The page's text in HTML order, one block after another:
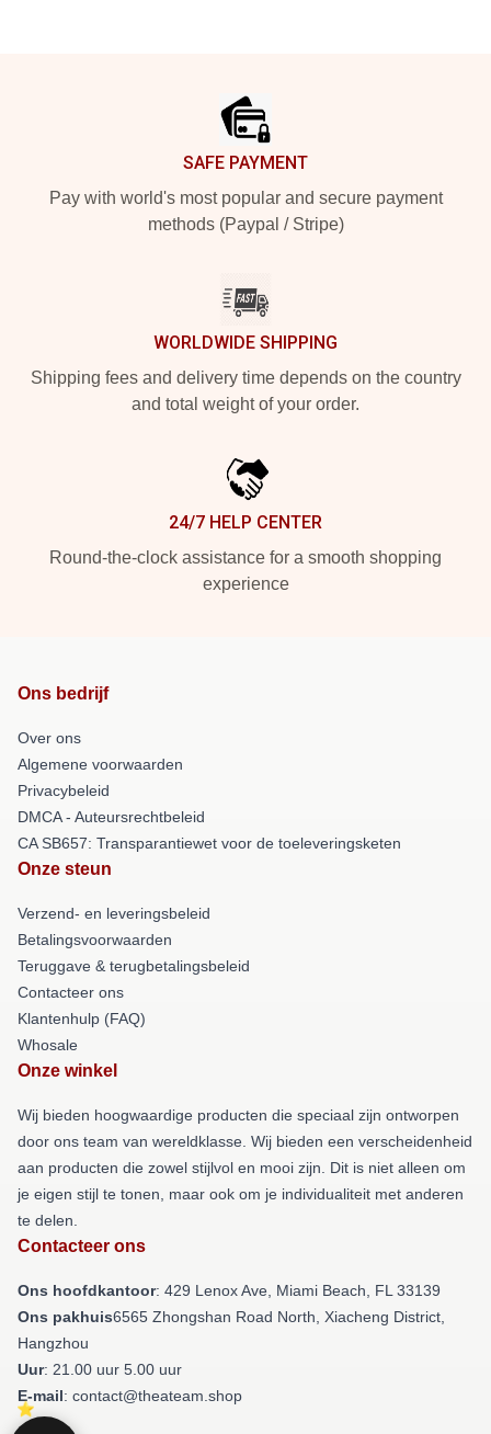
SAFE PAYMENT
Pay with world's most popular and secure payment
methods (Paypal / Stripe)
WORLDWIDE SHIPPING
Shipping fees and delivery time depends on the country
and total weight of your order.
24/7 HELP CENTER
Round-the-clock assistance for a smooth shopping
experience
Ons bedrijf
Over ons
Algemene voorwaarden
Privacybeleid
DMCA - Auteursrechtbeleid
CA SB657: Transparantiewet voor de toeleveringsketen
Onze steun
Verzend- en leveringsbeleid
Betalingsvoorwaarden
Teruggave & terugbetalingsbeleid
Contacteer ons
Klantenhulp (FAQ)
Whosale
Onze winkel
Wij bieden hoogwaardige producten die speciaal zijn ontworpen
door ons team van wereldklasse. Wij bieden een verscheidenheid
aan producten die zowel stijlvol en mooi zijn. Dit is niet alleen om
je eigen stijl te tonen, maar ook om je individualiteit met anderen
te delen.
Contacteer ons
Ons hoofdkantoor: 429 Lenox Ave, Miami Beach, FL 33139
Ons pakhuis6565 Zhongshan Road North, Xiacheng District,
Hangzhou
Uur: 21.00 uur 5.00 uur
E-mail: contact@theateam.shop